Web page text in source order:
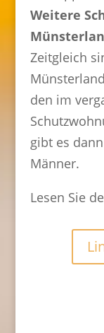
Weitere
Zeitgleich
den im
gibt es
Männer.
Lesen Sie